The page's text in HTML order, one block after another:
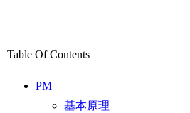
Table Of Contents
PM
基本原理